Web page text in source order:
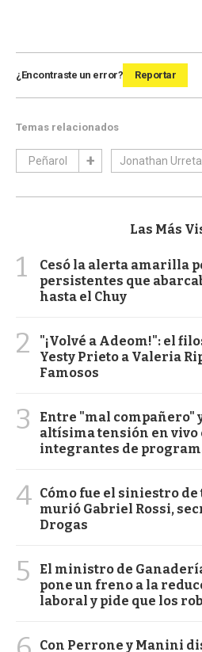
¿Encontraste un error? Reportar
Temas relacionados
Peñarol Jonathan
Las Más
1
Cesó la alerta amarilla
persistentes que
hasta el Chuy
2
"¡Volvé a Adeom!": el
Yesty Prieto a Valeria
Famosos
3
Entre "mal compañero"
altísima tensión en vivo
integrantes de
4 Cómo fue el siniestro
murió Gabriel Rossi,
Drogas
5
El ministro de
pone un freno a la
laboral y pide que los
Con Perrone y Manini